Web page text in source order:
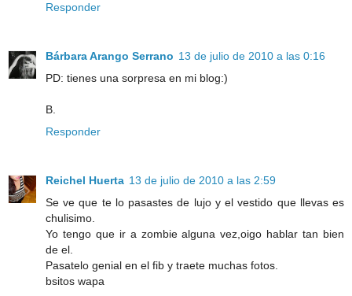
Responder
Bárbara Arango Serrano 13 de julio de 2010 a las 0:16
PD: tienes una sorpresa en mi blog:)
B.
Responder
Reichel Huerta 13 de julio de 2010 a las 2:59
Se ve que te lo pasastes de lujo y el vestido que llevas es
chulisimo.
Yo tengo que ir a zombie alguna vez,oigo hablar tan bien
de el.
Pasatelo genial en el fib y traete muchas fotos.
bsitos wapa